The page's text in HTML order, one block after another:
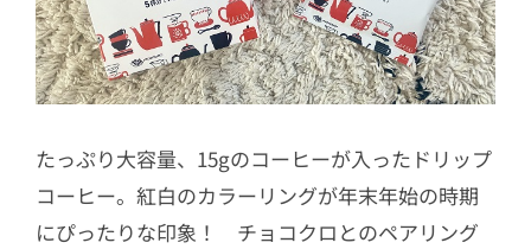
たっぷり大容量、15gのコーヒーが入ったドリップ
コーヒー。紅白のカラーリングが年末年始の時期
にぴったりな印象！ チョコクロとのペアリング